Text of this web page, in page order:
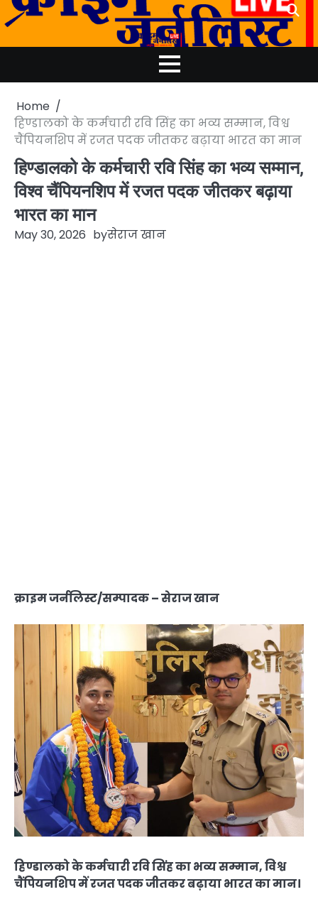
Skip
to
Home
हिण्डालको के कर्मचारी रवि सिंह का भव्य सम्मान, विश्व
चैंपियनशिप में रजत पदक जीतकर बढ़ाया भारत का मान
हिण्डालको के कर्मचारी रवि सिंह का भव्य सम्मान,
विश्व चैंपियनशिप में रजत पदक जीतकर बढ़ाया
भारत का मान
May 30, 2026 byसेराज खान
क्राइम जर्नलिस्ट/सम्पादक – सेराज खान
हिण्डालको के कर्मचारी रवि सिंह का भव्य सम्मान, विश्व
चैंपियनशिप में रजत पदक जीतकर बढ़ाया भारत का मान।